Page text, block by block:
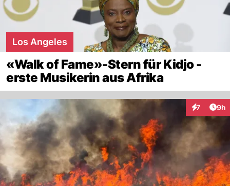
Los Angeles
«Walk of Fame»-Stern für Kidjo -
erste Musikerin aus Afrika
7 9h